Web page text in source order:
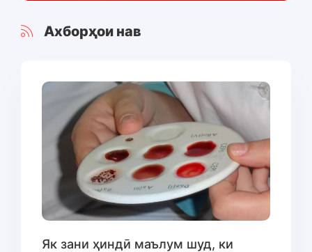
Ахборҳои нав
Як зани ҳиндӣ маълум шуд, ки